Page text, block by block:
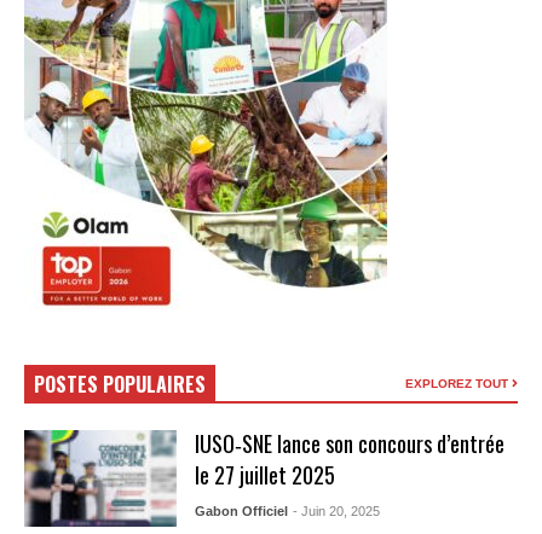
POSTES POPULAIRES EXPLOREZ TOUT
IUSO‑SNE lance son concours d’entrée
le 27 juillet 2025
Gabon Officiel - Juin 20, 2025